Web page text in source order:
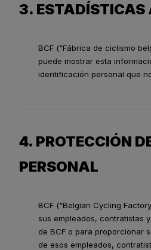
3. ESTADÍSTICAS
BCF ("Fábrica de ciclismo
puede mostrar esta
identificación personal que
4. PROTECCIÓN
PERSONAL
BCF ("Belgian Cycling
sus empleados, contratistas
de BCF o para proporcionar
de esos empleados,